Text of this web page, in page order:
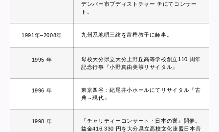
デンバー市ブディストチャー チにてコンサー
ト。
1991年–2008年 九州系地唄三絃を富樫教子に師事。
1995 年
母校大分県立大分上野丘高等学校創立110 周年
記念行事『小野真由美箏リサイタル』
1996 年
東京四谷：紀尾井小ホールにてリサイタル『古
典～現代』
1998 年
『チャリティーコンサート・日本の響』開催。
益金416,330 円を大分県立高校文化連盟日本音